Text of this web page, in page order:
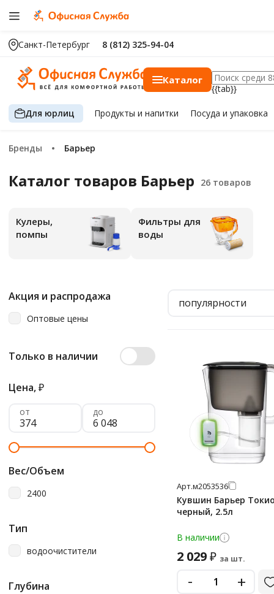
Санкт-Петербург 8 (812) 325-94-04
Каталог
{{tab}}
Для юрлиц Продуктыи напитки Посуда и упаковка
Бренды Барьер
Каталог товаров Барьер
Кулеры,
помпы
Фильтры для
воды
Акция и распродажа
Оптовые цены
Только в наличии
Цена,₽
от до
Вес/Объем
2400
Тип
водоочистители
Глубина
популярности
Арт.м2053536
Кувшин Барьер
черный, 2.5л
В наличии
2 029₽ за шт.
- +